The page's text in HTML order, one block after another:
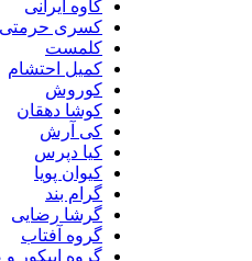
کاوه ایرانی
کسری حرمتی پور
کلمست
کمیل احتشام
کوروش
کوشا دهقان
کی آرش
کیا دپرس
کیوان پویا
گرام بند
گرشا رضایی
گروه آفتاب
گروه اپیکور و صادق